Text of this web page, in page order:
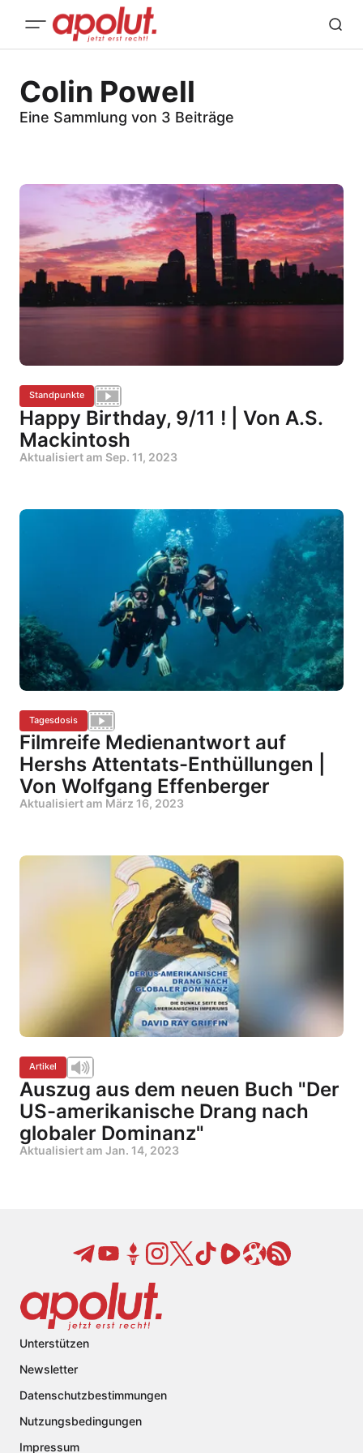
Colin Powell
Eine Sammlung von 3 Beiträge
Standpunkte
Happy Birthday, 9/11 ! | Von A.S.
Mackintosh
Aktualisiert am Sep. 11, 2023
Tagesdosis
Filmreife Medienantwort auf
Hershs Attentats-Enthüllungen |
Von Wolfgang Effenberger
Aktualisiert am März 16, 2023
Artikel
Auszug aus dem neuen Buch "Der
US-amerikanische Drang nach
globaler Dominanz"
Aktualisiert am Jan. 14, 2023
Unterstützen
Newsletter
Datenschutzbestimmungen
Nutzungsbedingungen
Impressum